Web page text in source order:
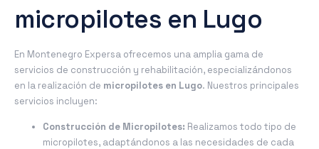
micropilotes en Lugo
En Montenegro Expersa ofrecemos una amplia gama de
servicios de construcción y rehabilitación, especializándonos
en la realización de micropilotes en Lugo. Nuestros principales
servicios incluyen:
Construcción de Micropilotes: Realizamos todo tipo de
micropilotes, adaptándonos a las necesidades de cada